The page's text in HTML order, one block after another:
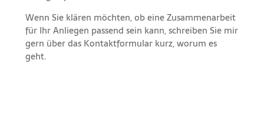
Wenn Sie klären möchten, ob eine Zusammenarbeit
für Ihr Anliegen passend sein kann, schreiben Sie mir
gern über das Kontaktformular kurz, worum es
geht.